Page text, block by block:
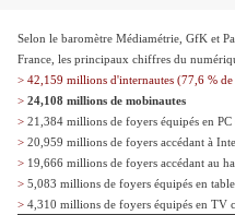
Selon le baromètre Médiamétrie, GfK et
France, les principaux chiffres du
> 42,159 millions d'internautes (77,6 %
> 24,108 millions de mobinautes
> 21,384 millions de foyers équipés en
> 20,959 millions de foyers accédant à
> 19,666 millions de foyers accédant au
> 5,083 millions de foyers équipés en
> 4,310 millions de foyers équipés en TV